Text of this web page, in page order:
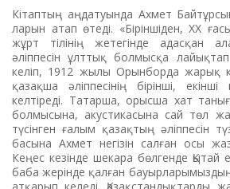
Кітаптың аңдатуында Ахмет
ларын атап өтеді. «Біріншіден, ХХ
жұрт тілінің жетегінде адасқан
әліппесін ұлттық болмысқа
келіп, 1912 жылы Орынборда жарық
қазақша әліп­песінің бі­рінші,
келтіреді. Татарша, орысша хат
болмысына, акустикасына сай төл
түсінген ғалым қазақтың әліппесін
басына Ахмет негізін салған осы
Кеңес кезінде шекара бөлгенде Қытай
баба жерінде қалған
атқарып келеді. Қазақ­стандықтарды